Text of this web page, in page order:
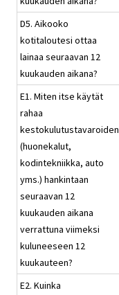
D5. Aikooko
kotitaloutesi ottaa
lainaa seuraavan 12
kuukauden aikana?
E1. Miten itse käytät
rahaa
kestokulutustavaroiden
(huonekalut,
kodintekniikka, auto
yms.) hankintaan
seuraavan 12
kuukauden aikana
verrattuna viimeksi
kuluneeseen 12
kuukauteen?
E2. Kuinka